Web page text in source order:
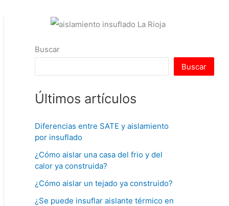
Buscar
Buscar
Últimos artículos
Diferencias entre SATE y aislamiento
por insuflado
¿Cómo aislar una casa del frio y del
calor ya construida?
¿Cómo aislar un tejado ya construido?
¿Se puede insuflar aislante térmico en